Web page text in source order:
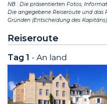
NB : Die präsentierten Fotos,
Die angegebene Reiseroute und
Gründen (Entscheidung des
Reiseroute
Tag 1 - An land